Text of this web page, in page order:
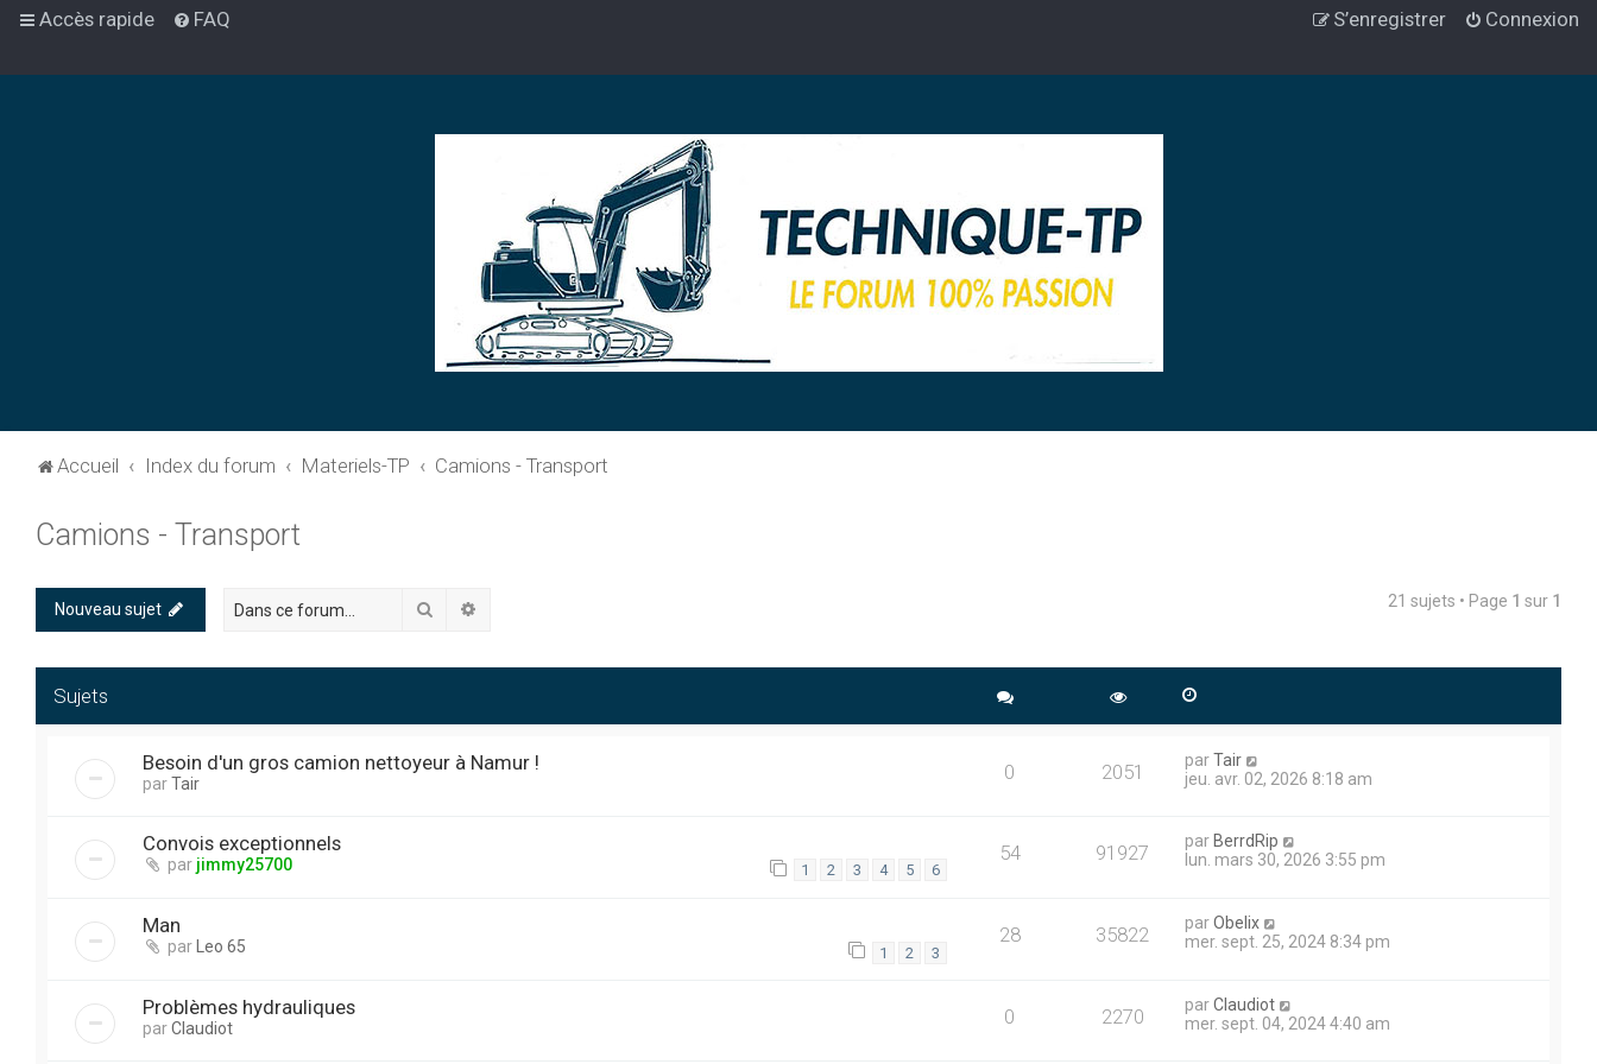
Accès rapide FAQ Connexion
S’enregistrer
Accueil Index du forum Materiels-TP Camions - Transport
Camions - Transport
Nouveau sujet Rechercher 21 sujets • Page 1 sur 1
Sujets
Besoin d'un gros camion nettoyeur à Namur !
parTair 0 2051 parTair
jeu. avr. 02, 2026 8:18 am
Convois exceptionnels
par jimmy25700 1 2 3 4 5 6
54 91927 par BerrdRip
lun. mars 30, 2026 3:55 pm
Man
par Leo 65 1 2 3
28 35822 parObelix
mer. sept. 25, 2024 8:34 pm
Problèmes hydrauliques
parClaudiot 0 2270 parClaudiot
mer. sept. 04, 2024 4:40 am